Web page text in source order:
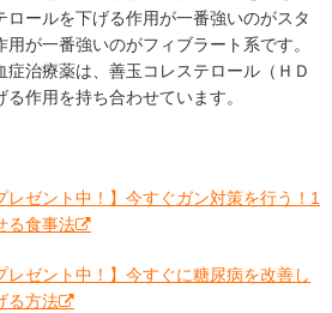
ロールを下げる作用が一番強いのがスタ
が一番強いのがフィブラート系です。
症治療薬は、善玉コレステロール（ＨＤ
作用を持ち合わせています。
ゼント中！】今すぐガン対策を行う！1
る食事法
ゼント中！】今すぐに糖尿病を改善し
る方法